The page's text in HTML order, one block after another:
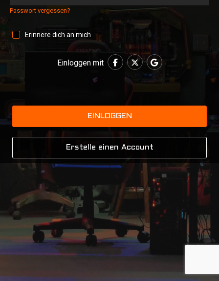
Passwort vergessen?
Erinnere dich an mich
Einloggen mit
EINLOGGEN
Erstelle einen Account